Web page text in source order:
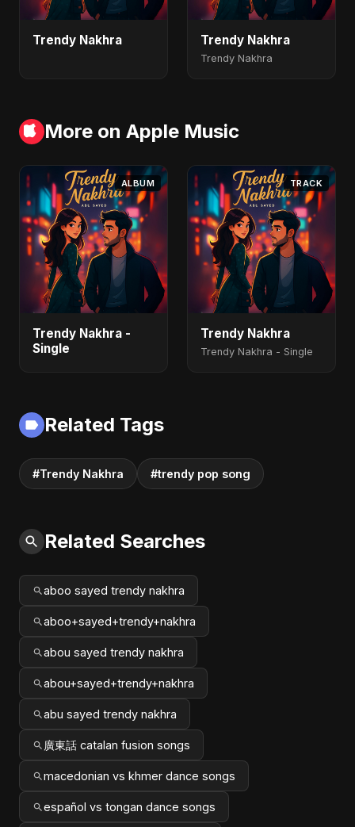
Trendy Nakhra Trendy Nakhra
Trendy Nakhra
More on Apple Music
ALBUM
Trendy Nakhra -
Single
TRACK
Trendy Nakhra
Trendy Nakhra - Single
Related Tags
#Trendy Nakhra #trendy pop song
Related Searches
aboo sayed trendy nakhra
aboo+sayed+trendy+nakhra
abou sayed trendy nakhra
abou+sayed+trendy+nakhra
abu sayed trendy nakhra
廣東話 catalan fusion songs
macedonian vs khmer dance songs
español vs tongan dance songs